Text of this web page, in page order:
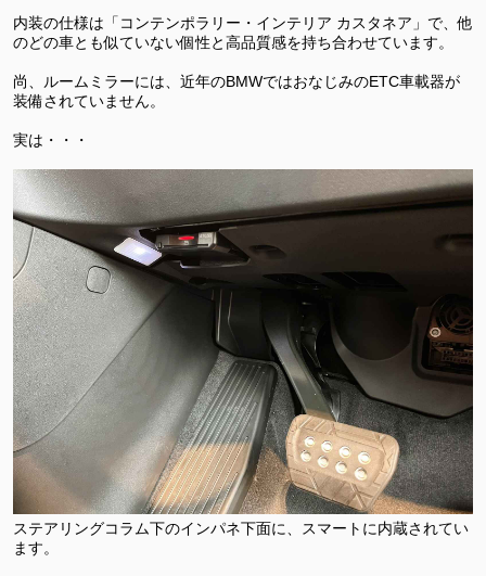
内装の仕様は「コンテンポラリー・インテリア カスタネア」で、他
のどの車とも似ていない個性と高品質感を持ち合わせています。
尚、ルームミラーには、近年のBMWではおなじみのETC車載器が
装備されていません。
実は・・・
ステアリングコラム下のインパネ下面に、スマートに内蔵されてい
ます。